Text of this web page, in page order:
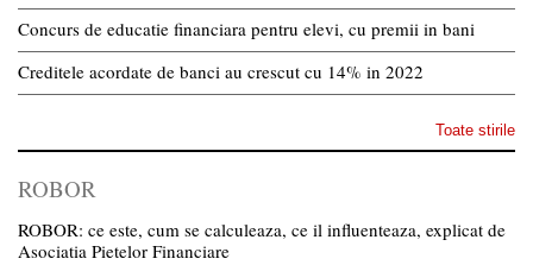
Concurs de educatie financiara pentru elevi, cu premii in bani
Creditele acordate de banci au crescut cu 14% in 2022
Toate stirile
ROBOR
ROBOR: ce este, cum se calculeaza, ce il influenteaza, explicat de
Asociatia Pietelor Financiare